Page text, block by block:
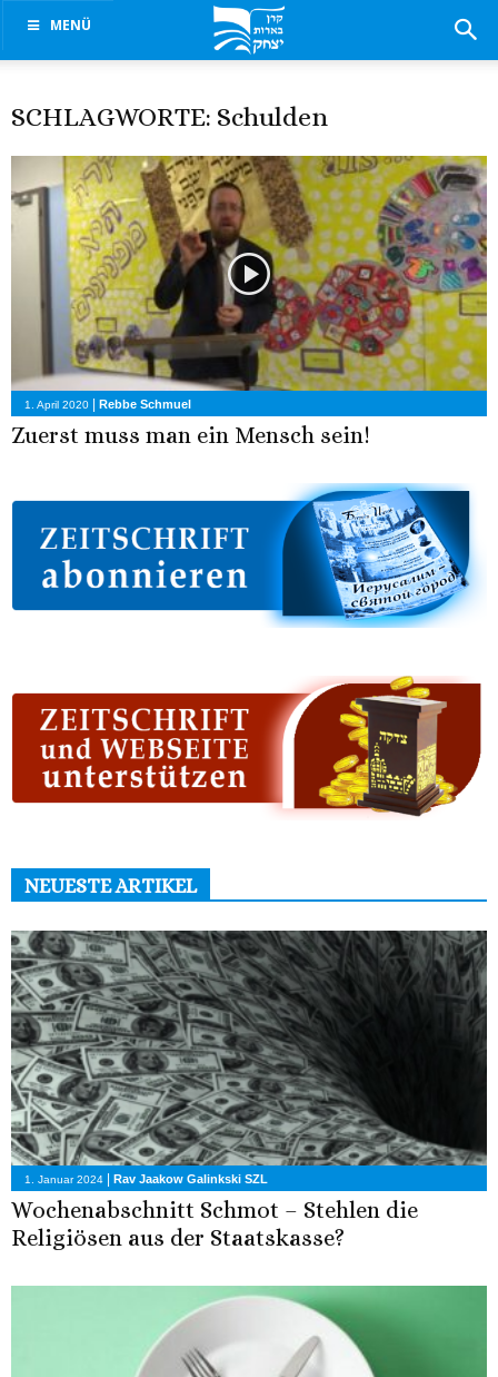
MENÜ
SCHLAGWORTE: Schulden
1. April 2020 Rebbe Schmuel
Zuerst muss man ein Mensch sein!
NEUESTE ARTIKEL
1. Januar 2024 Rav Jaakow Galinkski SZL
Wochenabschnitt Schmot – Stehlen die
Religiösen aus der Staatskasse?